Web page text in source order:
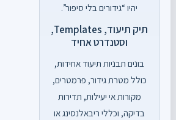
יהיו “גידורים בלי סיפור”.
תיק תיעוד, Templates,
וסטנדרט אחיד
בונים תבניות תיעוד אחידות,
כולל מטרת גידור, פרמטרים,
מקורות אי יעילות, תדירות
בדיקה, וכללי ריבאלנסינג או